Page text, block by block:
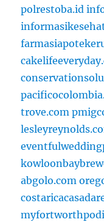
polrestoba.id
trove.com
abgolo.com